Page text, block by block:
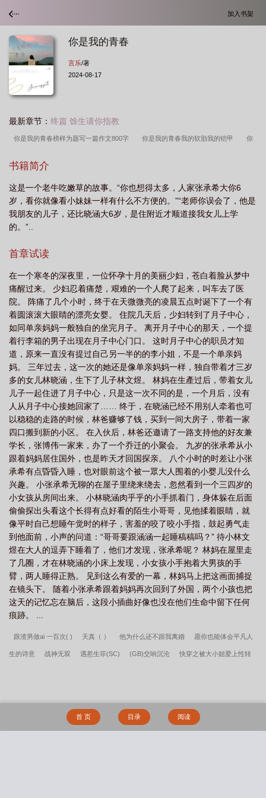
加入书架
你是我的青春
言乐/著
2024-08-17
最新章节： 终篇 馀生请你指教
你是我的青春榜样为题写一篇作文800字 你是我的青春我的软肋我的铠甲 你
春换的宝歌词
量 你是我的青春榜样600字作文 你是我的青春之光作文500字初一 你是我
的青春制作人 继续播放你是我的青春音乐 你是我的青春有没 你是我的青春
你是我的花季是什么歌
我的青春之光
词 你是我的青春之光五百字作文 你是我的青春是我的软肋文案 你是我的青
春电视剧 你是我的青春榜样作文600字 你是我的青春榜样 你是我的青春啊
什么歌 你是我的青春之光作文500字初中 你是我的青春年华 你是我的青春
梦 你是我的青春之光作文500字 你是我的青春之光作文400字 你是我的青
春营垒 你是我的青春英文 你是我的青春暗示了什么 你是我的青春之光作文
600 你是我的青春之光剧组 播放你是我的青春 你是我的青春之光作文素
材 你是我的青春之光作文开头结尾 你是我的青春之光为题写一篇作文 我的
青春电影 你是我的青春下一句接什么合适 你是我的青春之光作文600字 你
是我的青春作文800 你是我的青春是我的宝贝女儿 你是我的青春之光电视
剧 你是我的青春你是我的梦什么歌 你是我的青春怎么理解 你是我的青春是
什么歌 你是我的青春之光500字 你是我的青春摆渡人作文500 你是我的青
版 你是我青春的全部 你是我的青春也是我的余生 你是我的青春一场最美的
相遇 你是我的青春换的宝简谱 你是我的青春英语怎么说 你是我的青春作文
600字 你是我的青春文案 你是我的青春换的宝歌曲简谱 你是我的青春之光
作文(友情) 你是我的青春之光作文500字左右 你是我的青春之光的作文六百
字 你是我的青春诗歌仿写 你是我的软肋我的铠甲 你是我的青春什么意
思 你是我的青春之光作文700字 你是我的青春说说 你是我的青春诗
是我的青春是烟花是划过的夜空 你是我的青春啊文案 你是我的青春摆渡
人 你是我的青春 也是我的初心什么意思 你是我的青春换的宝 你是我的青
春用英语怎么说
一 你是我的青春时光 你是我的青春和年少是什么歌 你是我的青春榜样作
文 你是我的青春之光600字 你是我的青春作文 你是我的青春换的宝你是我
书籍简介
这是一个老牛吃嫩草的故事。“你也想得太多，人家张承希大你6
岁，看你就像看小妹妹一样有什么不方便的。”“老师你误会了，他是
我朋友的儿子，还比晓涵大6岁，是住附近才顺道接我女儿上学
的。”..
首章试读
在一个寒冬的深夜里，一位怀孕十月的美丽少妇，苍白着脸从梦中
痛醒过来。 少妇忍着痛楚，艰难的一个人爬了起来，叫车去了医
院。 阵痛了几个小时，终于在天微微亮的凌晨五点时诞下了一个有
着圆滚滚大眼睛的漂亮女婴。 住院几天后，少妇转到了月子中心，
如同单亲妈妈一般独自的坐完月子。 离开月子中心的那天，一个提
着行李箱的男子出现在月子中心门口。 这时月子中心的职员才知
道，原来一直没有提过自己另一半的的李小姐，不是一个单亲妈
妈。 三年过去，这一次的她还是像单亲妈妈一样，独自带着才三岁
多的女儿林晓涵，生下了儿子林文煜。 林妈在生產过后，带着女儿
儿子一起住进了月子中心，只是这一次不同的是，一个月后，没有
人从月子中心接她回家了…… 终于，在晓涵已经不用别人牵着也可
以稳稳的走路的时候，林爸赚够了钱，买到一间大房子，带着一家
四口搬到新的小区。 在入伙后，林爸还邀请了一路支持他的好友兼
学长，张博伟一家来，办了一个乔迁的小聚会。 九岁的张承希从小
跟着妈妈居住国外，也是昨天才回国探亲。 八个小时的时差让小张
承希有点昏昏入睡，也对眼前这个被一眾大人围着的小婴儿没什么
兴趣。 小张承希无聊的在屋子里绕来绕去，忽然看到一个三四岁的
小女孩从房间出来。 小林晓涵肉乎乎的小手抓着门，身体躲在后面
偷偷探出头看这个长得有点好看的陌生小哥哥，见他揉着眼睛，就
像平时自己想睡午觉时的样子，害羞的咬了咬小手指，鼓起勇气走
到他面前，小声的问道：“哥哥要跟涵涵一起睡稿稿吗？” 待小林文
煜在大人的逗弄下睡着了，他们才发现，张承希呢？ 林妈在屋里走
了几圈，才在林晓涵的小床上发现，小女孩小手抱着大男孩的手
臂，两人睡得正熟。 见到这么有爱的一幕，林妈马上把这画面捕捉
在镜头下。 随着小张承希跟着妈妈再次回到了外国，两个小孩也把
这天的记忆忘在脑后，这段小插曲好像也没在他们生命中留下任何
痕跡。 ...
跟渣男做ai 一百次( ) 天真（ ） 他为什么还不跟我离婚 愿你也能体会平凡人
生的诗意 战神无双 遇惹生菲(SC) (GB)交响沉沦 快穿之被大小姐爱上性转
般貌美（女师男徒） 静海旖旎（校园高H） 【海贼王】恋爱哪有一帆风顺（剧情
首 页 目录 阅读